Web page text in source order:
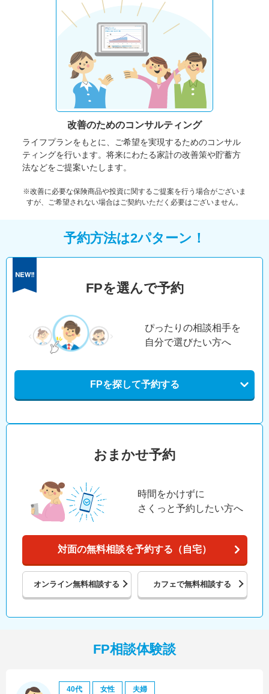
改善のためのコンサルティング
ライフプランをもとに、ご希望を実現するためのコンサル
ティングを行います。将来にわたる家計の改善策や貯蓄方
法などをご提案いたします。
※改善に必要な保険商品や投資に関するご提案を行う場合がございま
すが、ご希望されない場合はご契約いただく必要はございません。
予約方法は2パターン！
FPを選んで予約
ぴったりの相談相手を
自分で選びたい方へ
FPを探して予約する
おまかせ予約
時間をかけずに
さくっと予約したい方へ
対面の無料相談を予約する（自宅）
オンライン無料相談する カフェで無料相談する
FP相談体験談
40代 女性 夫婦